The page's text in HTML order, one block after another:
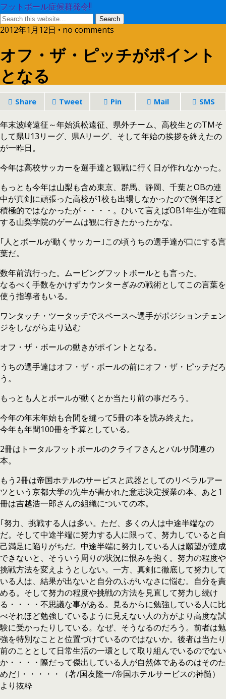
フットボール症候群発令!!
2012年1月12日 • no comments
オフ・ザ・ピッチがポイント
となる
Share Tweet Pin Mail SMS
年末波崎遠征～年始浜松遠征、県外チーム、高校生とのTMそ
して県U13リーグ、県Aリーグ、そして年始の挨拶を終えたの
が一昨日。
今年は高校サッカーを選手達と観戦に行く日が作れなかった。
もっとも今年は山梨も含め東京、群馬、静岡、千葉とOBの連
中が真剣に頑張った高校が1校も出場しなかったので例年ほど
積極的ではなかったが・・・・。ひいて言えばOB1年生が在籍
する山梨学院のゲームは観に行きたかったかな。
｢人とボールが動くサッカー｣この頃うちの選手達が口にする言
葉だ。
数年前流行った。ムービングフットボールとも言った。
なるべく手数をかけずカウンターぎみの戦術としてこの言葉を
使う指導者もいる。
ワンタッチ・ツータッチでスペースへ選手がポジションチェン
ジをしながら走り込む
オフ・ザ・ボールの動きがポイントとなる。
うちの選手達はオフ・ザ・ボールの前にオフ・ザ・ピッチだろ
う。
もっとも人とボールが動くとか当たり前の事だろう。
今年の年末年始も合間を縫って5冊の本を読み終えた。
今年も年間100冊を予算としている。
2冊はトータルフットボールのクライフさんとバルサ関連の
本。
もう2冊は帝国ホテルのサービスと武器としてのリベラルアー
ツという京都大学の先生が書かれた意志決定授業の本。あと1
冊は吉越浩一郎さんの組織についての本。
｢努力、挑戦する人は多い。ただ、多くの人は中途半端なの
だ。そして中途半端に努力する人に限って、努力していると自
己満足に陥りがちだ。中途半端に努力している人は願望が達成
できないと、そういう周りの状況に恨みを抱く。努力の程度や
挑戦方法を変えようとしない。一方、真剣に徹底して努力して
いる人は、結果が出ないと自分のふがいなさに悩む。自分を責
める。そして努力の程度や挑戦の方法を見直して努力し続け
る・・・・不思議な事がある。見るからに勉強している人に比
べそれほど勉強しているように見えない人の方がより高度な試
験に受かったりしている。なぜ、そうなるのだろう。前者は勉
強を特別なことと位置づけているのではないか。後者は当たり
前のこととして日常生活の一環として取り組んでいるのでない
か・・・・際だって傑出している人が自然体であるのはそのた
めだ｣・・・・・（著/国友隆一/帝国ホテルサービスの神髄）
より抜粋